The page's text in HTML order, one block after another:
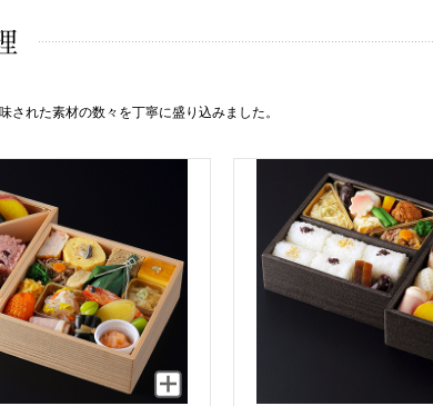
された素材の数々を丁寧に盛り込みました。